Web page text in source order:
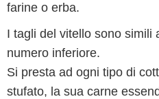
farine o erba.
I tagli del vitello sono simili
numero inferiore.
Si presta ad ogni tipo di
stufato, la sua carne